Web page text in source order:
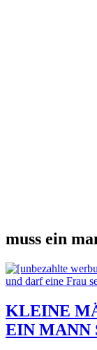
muss ein
KLEINE
EIN MANN